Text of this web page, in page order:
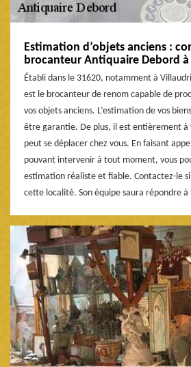
Estimation d’objets anciens :
brocanteur Antiquaire Debord
Établi dans le 31620, notamment à
est le brocanteur de renom capable de
vos objets anciens. L’estimation de vos
être garantie. De plus, il est entièrement à
peut se déplacer chez vous. En faisant
pouvant intervenir à tout moment, vous
estimation réaliste et fiable. Contactez-le
cette localité. Son équipe saura répondre